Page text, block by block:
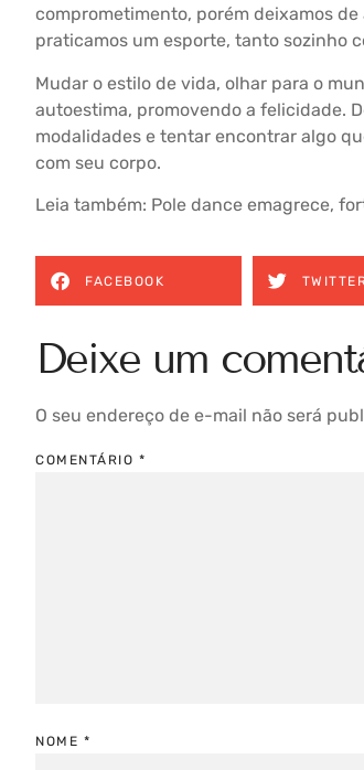
comprometimento, porém deixamos
praticamos um esporte, tanto sozinho
Mudar o estilo de vida, olhar para o
autoestima, promovendo a felicidade.
modalidades e tentar encontrar algo
com seu corpo.
Leia também: Pole dance emagrece,
FACEBOOK
Deixe um
O seu endereço de e-mail não será
COMENTÁRIO *
NOME *